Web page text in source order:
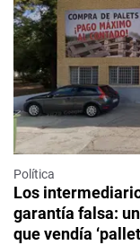
Política
Los
garantía falsa:
que vendía